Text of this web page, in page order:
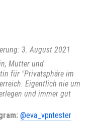
3. August 2021
Mutter und
für "Privatsphäre im
Eigentlich nie um
und immer gut
@eva_vpntester